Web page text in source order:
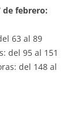
de febrero:
63 al 89
del 95 al 151
del 148 al